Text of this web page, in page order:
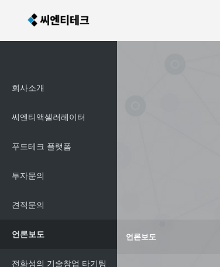
회사소개
씨엔티액셀러레이터
푸드테크 플랫폼
투자문의
견적문의
언론보도 언론보도
전화성의 기술창업 타기팅